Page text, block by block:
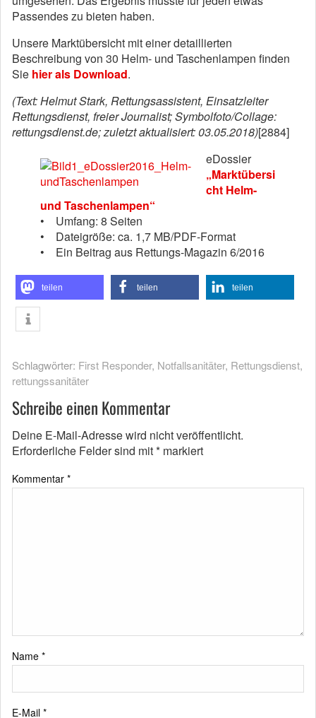
Passendes zu bieten haben.
Unsere Marktübersicht mit einer detaillierten
Beschreibung von 30 Helm- und Taschenlampen finden
Sie hier als Download.
(Text: Helmut Stark, Rettungsassistent, Einsatzleiter
Rettungsdienst, freier Journalist; Symbolfoto/Collage:
rettungsdienst.de; zuletzt aktualisiert: 03.05.2018)[2884]
eDossier
„Marktübersi
cht Helm-
und Taschenlampen“
• Umfang: 8 Seiten
• Dateigröße: ca. 1,7 MB/PDF-Format
• Ein Beitrag aus Rettungs-Magazin 6/2016
teilen teilen teilen
Schlagwörter: First Responder, Notfallsanitäter, Rettungsdienst,
rettungssanitäter
Schreibe einen Kommentar
Deine E-Mail-Adresse wird nicht veröffentlicht.
Erforderliche Felder sind mit* markiert
Kommentar *
Name *
E-Mail *